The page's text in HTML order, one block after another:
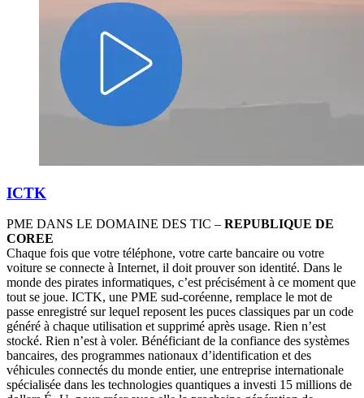
ICTK
PME DANS LE DOMAINE DES TIC – REPUBLIQUE DE
COREE
Chaque fois que votre téléphone, votre carte bancaire ou votre
voiture se connecte à Internet, il doit prouver son identité. Dans le
monde des pirates informatiques, c’est précisément à ce moment que
tout se joue. ICTK, une PME sud-coréenne, remplace le mot de
passe enregistré sur lequel reposent les puces classiques par un code
généré à chaque utilisation et supprimé après usage. Rien n’est
stocké. Rien n’est à voler. Bénéficiant de la confiance des systèmes
bancaires, des programmes nationaux d’identification et des
véhicules connectés du monde entier, une entreprise internationale
spécialisée dans les technologies quantiques a investi 15 millions de